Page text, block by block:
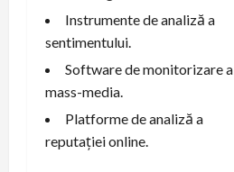
Instrumente de analiză a
sentimentului.
Software de monitorizare a
mass-media.
Platforme de analiză a
reputației online.